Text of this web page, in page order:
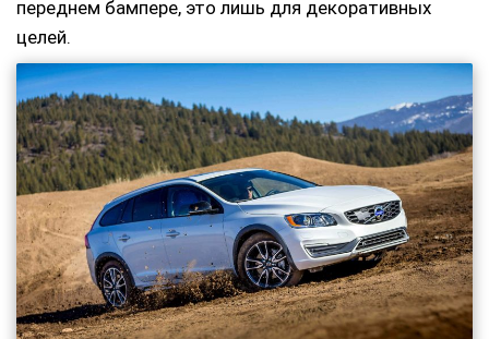
переднем бампере, это лишь для декоративных
целей.